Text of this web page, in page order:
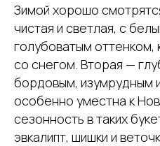
Зимой хорошо
чистая и светлая, с
голубоватым оттенком,
со снегом. Вторая —
бордовым, изумрудным
особенно уместна к
сезонность в таких
эвкалипт, шишки и